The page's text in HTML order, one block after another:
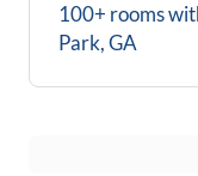
100+ rooms
Park, GA